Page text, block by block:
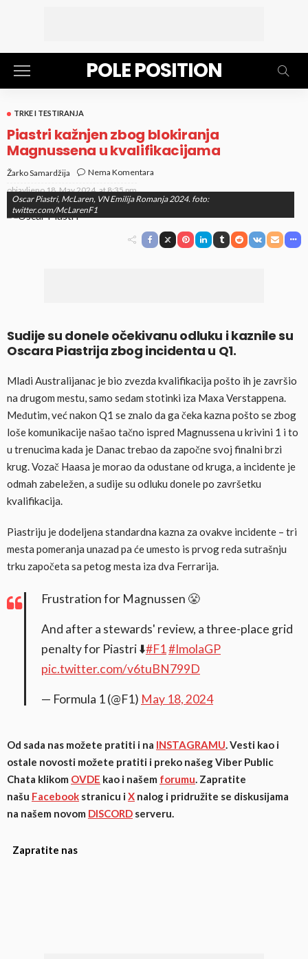
POLE POSITION
TRKE I TESTIRANJA
Piastri kažnjen zbog blokiranja
Magnussena u kvalifikacijama
Žarko Samardžija
Nema Komentara
objavljeno18. May 2024. at 8:35 pm
Oscar Piastri, McLaren, VN Emilija Romanja 2024. foto:
twitter.com/McLarenF1
Sudije su donele očekivanu odluku i kaznile su
Oscara Piastrija zbog incidenta u Q1.
Mladi Australijanac je bio zvezda kvalifikacija pošto ih je završio
na drugom mestu, samo sedam stotinki iza Maxa Verstappena.
Međutim, već nakon Q1 se znalo da ga čeka kazna pošto se zbog
loše komunikacije našao tačno ispred Magnussena u krivini 1 i to
u trenucima kada je Danac trebao da započne svoj finalni brzi
krug. Vozač Haasa je morao da odustane od kruga, a incidente je
odmah zabeležen, a sudije su odluku donele po završetku
kvalifikacija.
Piastriju je dodeljena standardna kazna za ovakve incidente – tri
mesta pomeranja unazad pa će umesto is prvog reda sutrašnju
trku započeta sa petog mesta iza dva Ferrarija.
Frustration for Magnussen 😤
And after a stewards' review, a three-place grid
penalty for Piastri ⬇️#F1#ImolaGP
pic.twitter.com/v6tuBN799D
— Formula 1 (@F1) May 18, 2024
Od sada nas možete pratiti i na INSTAGRAMU. Vesti kao i
ostale novosti možete pratiti i preko našeg Viber Public
Chata klikom OVDE kao i našem forumu. Zapratite
našu Facebook stranicu iX nalog i pridružite se diskusijama
na našem novom DISCORD serveru.
Zapratite nas